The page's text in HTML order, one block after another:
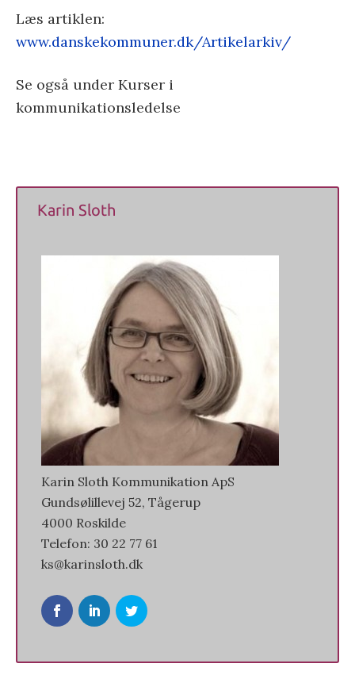
Læs artiklen:
www.danskekommuner.dk/Artikelarkiv/
Se også under Kurser i
kommunikationsledelse
Karin Sloth
Karin Sloth Kommunikation ApS
Gundsølillevej 52, Tågerup
4000 Roskilde
Telefon: 30 22 77 61
ks@karinsloth.dk